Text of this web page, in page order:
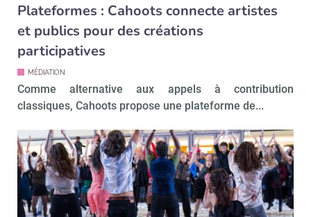
Plateformes : Cahoots connecte artistes
et publics pour des créations
participatives
MÉDIATION
Comme alternative aux appels à contribution
classiques, Cahoots propose une plateforme de...